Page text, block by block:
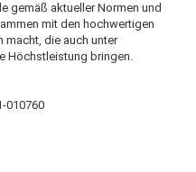
gemäß aktueller Normen und
mit den hochwertigen
macht, die auch unter
Höchstleistung bringen.
010760